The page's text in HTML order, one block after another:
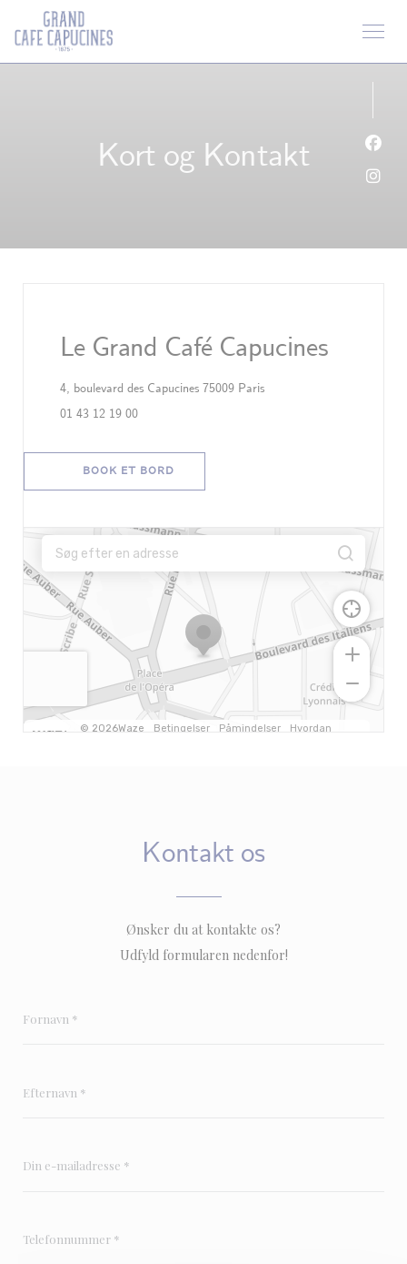
CCookie-styringspanel
Kort og Kontakt
Le Grand Café Capucines
4, boulevard des Capucines 75009 Paris((åbner i et nyt vindue))
01 43 12 19 00
BOOK ET BORD
Kontakt os
Ønsker du at kontakte os?
Udfyld formularen nedenfor!